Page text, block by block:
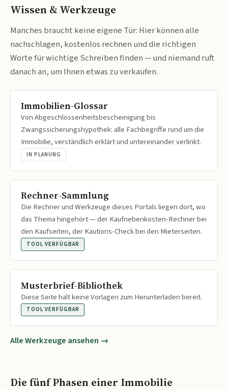
Wissen & Werkzeuge
Manches braucht keine eigene Tür: Hier können alle
nachschlagen, kostenlos rechnen und die richtigen
Worte für wichtige Schreiben finden — und niemand ruft
danach an, um Ihnen etwas zu verkaufen.
Immobilien-Glossar
Von Abgeschlossenheitsbescheinigung bis
Zwangssicherungshypothek: alle Fachbegriffe rund um die
Immobilie, verständlich erklärt und untereinander verlinkt.
IN PLANUNG
Rechner-Sammlung
Die Rechner und Werkzeuge dieses Portals liegen dort, wo
das Thema hingehört — der Kaufnebenkosten-Rechner bei
den Kaufseiten, der Kautions-Check bei den Mieterseiten.
TOOL VERFÜGBAR
Musterbrief-Bibliothek
Diese Seite hält keine Vorlagen zum Herunterladen bereit.
TOOL VERFÜGBAR
Alle Werkzeuge ansehen →
Die fünf Phasen einer Immobilie